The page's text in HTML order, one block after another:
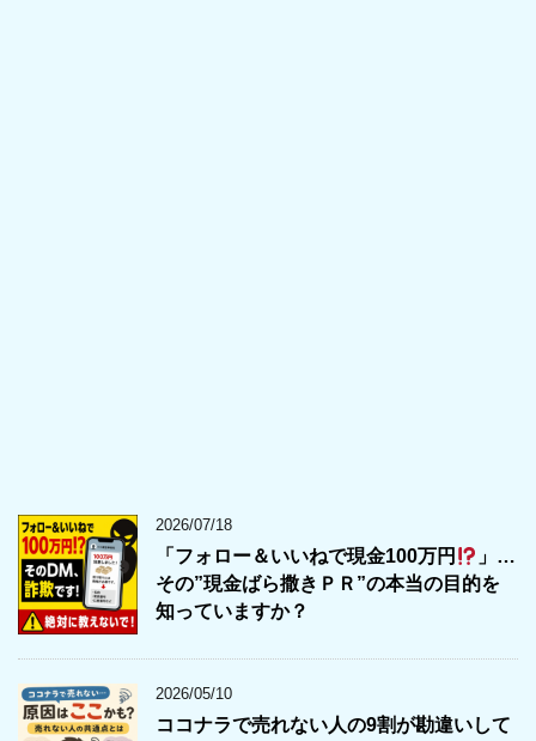
2026/07/18
「フォロー＆いいねで現金100万円
」…
その”現金ばら撒きＰＲ”の本当の目的を
知っていますか？
2026/05/10
ココナラで売れない人の9割が勘違いして